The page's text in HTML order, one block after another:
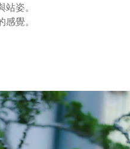
姿。
覺。